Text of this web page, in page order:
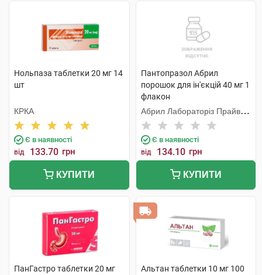
Нольпаза таблетки 20 мг 14
шт
КРКА
Є в наявності
від 133.70 грн
КУПИТИ
Пантопразол Абрил
порошок для ін'єкцій 40 мг 1
флакон
Абрил Лабораторіз Прайвет
Лімітед
Є в наявності
від 134.10 грн
КУПИТИ
ПанГастро таблетки 20 мг
Альтан таблетки 10 мг 100